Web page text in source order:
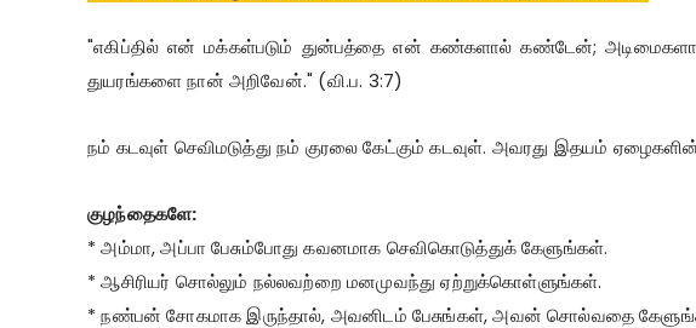
"எகிப்தில் என் மக்கள்படும் துன்பத்தை என் கண்களால் கண்டேன்;
துயரங்களை நான் அறிவேன்." (வி.ப. 3:7)
நம் கடவுள் செவிமடுத்து நம் குரலை கேட்கும் கடவுள். அவரது இதயம்
குழந்தைகளே:
* அம்மா, அப்பா பேசும்போது கவனமாக செவிகொடுத்துக் கேளுங்கள்.
* ஆசிரியர் சொல்லும் நல்லவற்றை மனமுவந்து ஏற்றுக்கொள்ளுங்கள்.
* நண்பன் சோகமாக இருந்தால், அவனிடம் பேசுங்கள், அவன் சொல்வதை